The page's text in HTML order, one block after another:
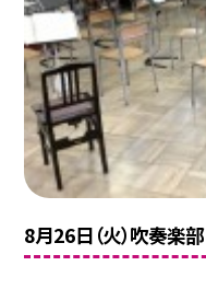
8月26日（火）吹奏楽部